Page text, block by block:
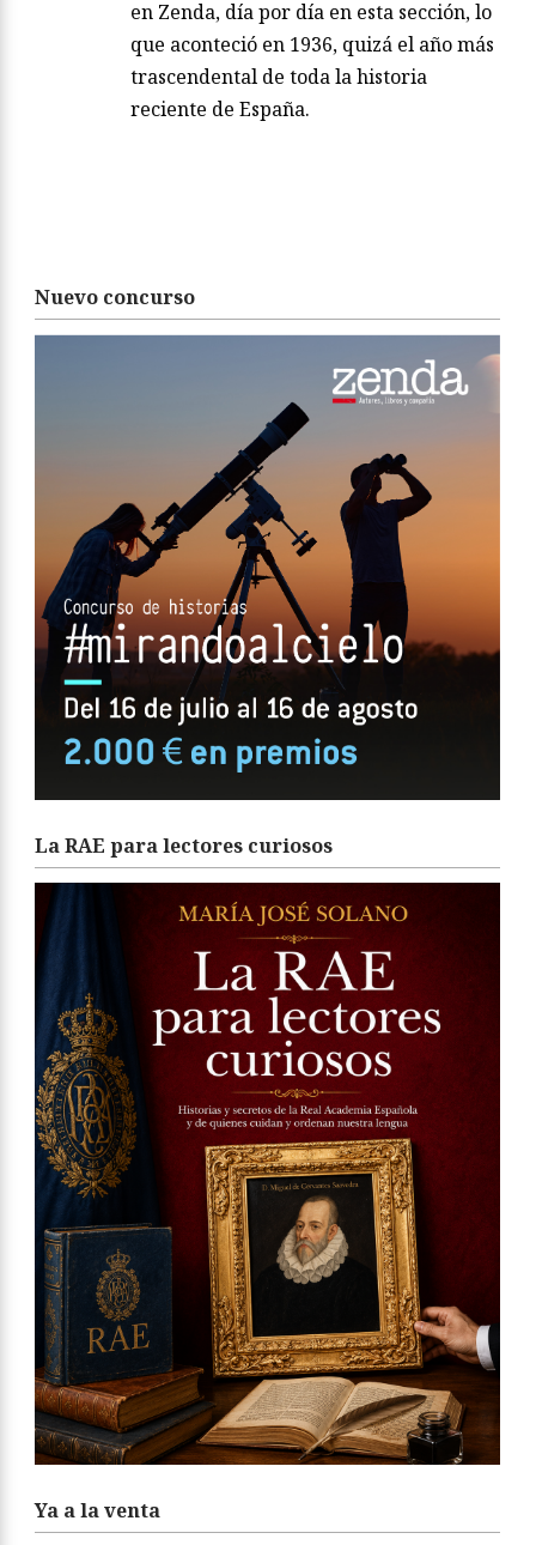
en Zenda, día por día en esta sección, lo
que aconteció en 1936, quizá el año más
trascendental de toda la historia
reciente de España.
Nuevo concurso
La RAE para lectores curiosos
Ya a la venta